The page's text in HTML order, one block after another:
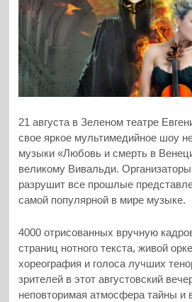
21 августа в Зеленом театре
свое яркое мультимедийное шоу
музыки «Любовь и смерть в
великому Вивальди.
разрушит все прошлые
самой популярной в мире музыке.
4000 отрисованных вручную
страниц нотного текста, живой
хореография и голоса лучших
зрителей в этот августовский
неповторимая атмосфера тайны и